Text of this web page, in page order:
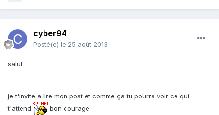
cyber94
Posté(e) le 25 août 2013
salut
je t'invite a lire mon post et comme ça tu pourra voir ce qui
t'attend
bon courage